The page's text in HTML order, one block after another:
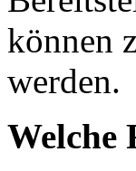
können
werden.
Welche